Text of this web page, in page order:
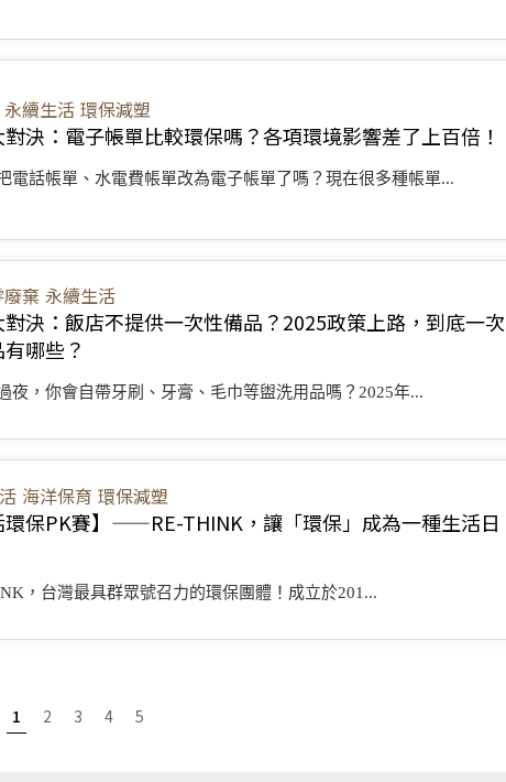
永續生活 環保減塑
決：電子帳單比較環保嗎？各項環境影響差了上百倍！
電話帳單、水電費帳單改為電子帳單了嗎？現在很多種帳單...
棄 永續生活
決：飯店不提供一次性備品？2025政策上路，到底一次
哪些？
夜，你會自帶牙刷、牙膏、毛巾等盥洗用品嗎？2025年...
海洋保育 環保減塑
環保PK賽】——RE-THINK，讓「環保」成為一種生活日
，台灣最具群眾號召力的環保團體！成立於201...
1 2 3 4 5